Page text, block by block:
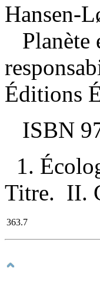
Hansen-
Éditions
ISBN
1.
Titre. II.
363.7